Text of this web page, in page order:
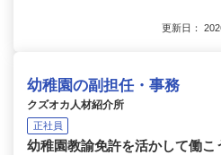
更新日：
幼稚園の副担任・事務
クズオカ人材紹介所
正社員
幼稚園教諭免許を活かして働